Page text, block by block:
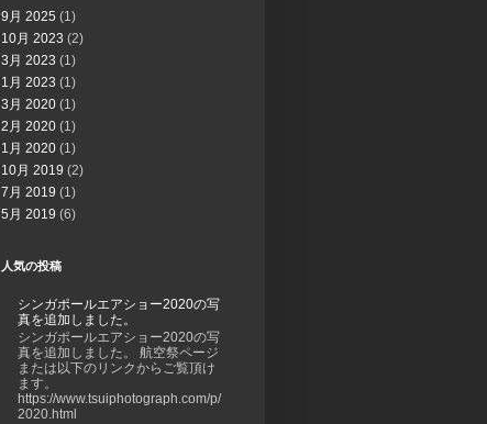
9月 2025 (1)
10月 2023 (2)
3月 2023 (1)
1月 2023 (1)
3月 2020 (1)
2月 2020 (1)
1月 2020 (1)
10月 2019 (2)
7月 2019 (1)
5月 2019 (6)
人気の投稿
シンガポールエアショー2020の写
真を追加しました。
シンガポールエアショー2020の写
真を追加しました。 航空祭ページ
または以下のリンクからご覧頂け
ます。
https://www.tsuiphotograph.com/p/
2020.html